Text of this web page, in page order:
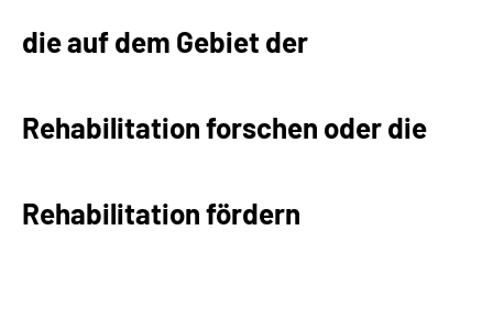
Inhalte in Gebärdensprache (DGS)
Leichte Sprache
Mein Kundenportal
die auf dem Gebiet der
Rehabilitation forschen oder die
Rehabilitation fördern